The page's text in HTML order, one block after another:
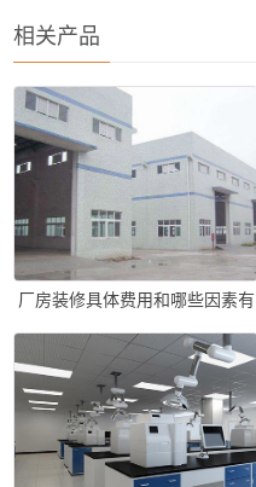
相关产品
厂房装修具体费用和哪些因素有
关？